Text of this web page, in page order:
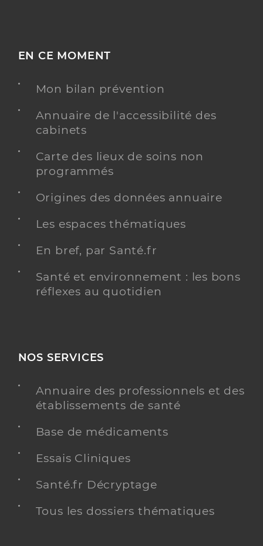
EN CE MOMENT
Mon bilan prévention
Annuaire de l'accessibilité des
cabinets
Carte des lieux de soins non
programmés
Origines des données annuaire
Les espaces thématiques
En bref, par Santé.fr
Santé et environnement : les bons
réflexes au quotidien
NOS SERVICES
Annuaire des professionnels et des
établissements de santé
Base de médicaments
Essais Cliniques
Santé.fr Décryptage
Tous les dossiers thématiques